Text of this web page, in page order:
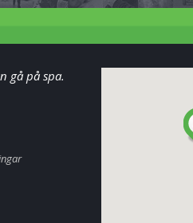
gå på spa.